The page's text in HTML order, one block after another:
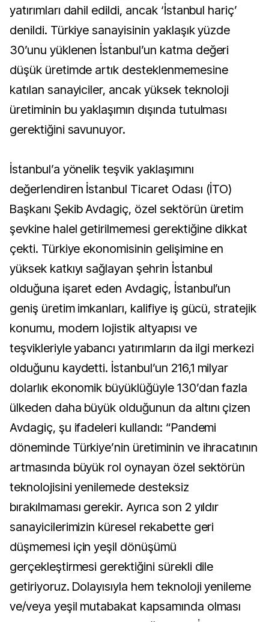
yatırımları dahil edildi, ancak ‘İstanbul hariç’
denildi. Türkiye sanayisinin yaklaşık yüzde
30’unu yüklenen İstanbul’un katma değeri
düşük üretimde artık desteklenmemesine
katılan sanayiciler, ancak yüksek teknoloji
üretiminin bu yaklaşımın dışında tutulması
gerektiğini savunuyor.
İstanbul’a yönelik teşvik yaklaşımını
değerlendiren İstanbul Ticaret Odası (İTO)
Başkanı Şekib Avdagiç, özel sektörün üretim
şevkine halel getirilmemesi gerektiğine dikkat
çekti. Türkiye ekonomisinin gelişimine en
yüksek katkıyı sağlayan şehrin İstanbul
olduğuna işaret eden Avdagiç, İstanbul’un
geniş üretim imkanları, kalifiye iş gücü, stratejik
konumu, modern lojistik altyapısı ve
teşvikleriyle yabancı yatırımların da ilgi merkezi
olduğunu kaydetti. İstanbul’un 216,1 milyar
dolarlık ekonomik büyüklüğüyle 130’dan fazla
ülkeden daha büyük olduğunun da altını çizen
Avdagiç, şu ifadeleri kullandı: “Pandemi
döneminde Türkiye’nin üretiminin ve ihracatının
artmasında büyük rol oynayan özel sektörün
teknolojisini yenilemede desteksiz
bırakılmaması gerekir. Ayrıca son 2 yıldır
sanayicilerimizin küresel rekabette geri
düşmemesi için yeşil dönüşümü
gerçekleştirmesi gerektiğini sürekli dile
getiriyoruz. Dolayısıyla hem teknoloji yenileme
ve/veya yeşil mutabakat kapsamında olması